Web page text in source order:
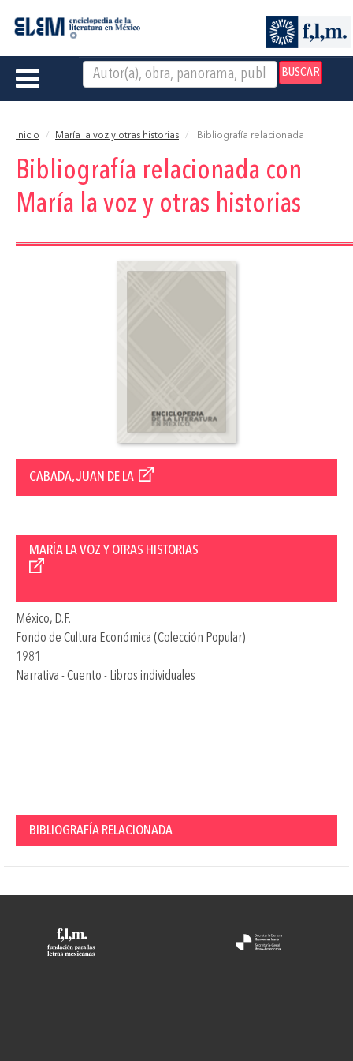
BUSCAR
Toggle
Inicio María la voz y otras historias Bibliografía relacionada
Bibliografía relacionada con
María la voz y otras historias
CABADA, JUAN DE LA
MARÍA LA VOZ Y OTRAS HISTORIAS
México, D.F.
Fondo de Cultura Económica (Colección Popular)
1981
Narrativa - Cuento - Libros individuales
BIBLIOGRAFÍA RELACIONADA